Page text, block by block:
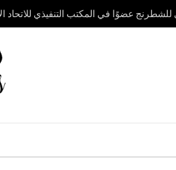
للشطرنج عضوًا في المكتب التنفيذي للاتحاد